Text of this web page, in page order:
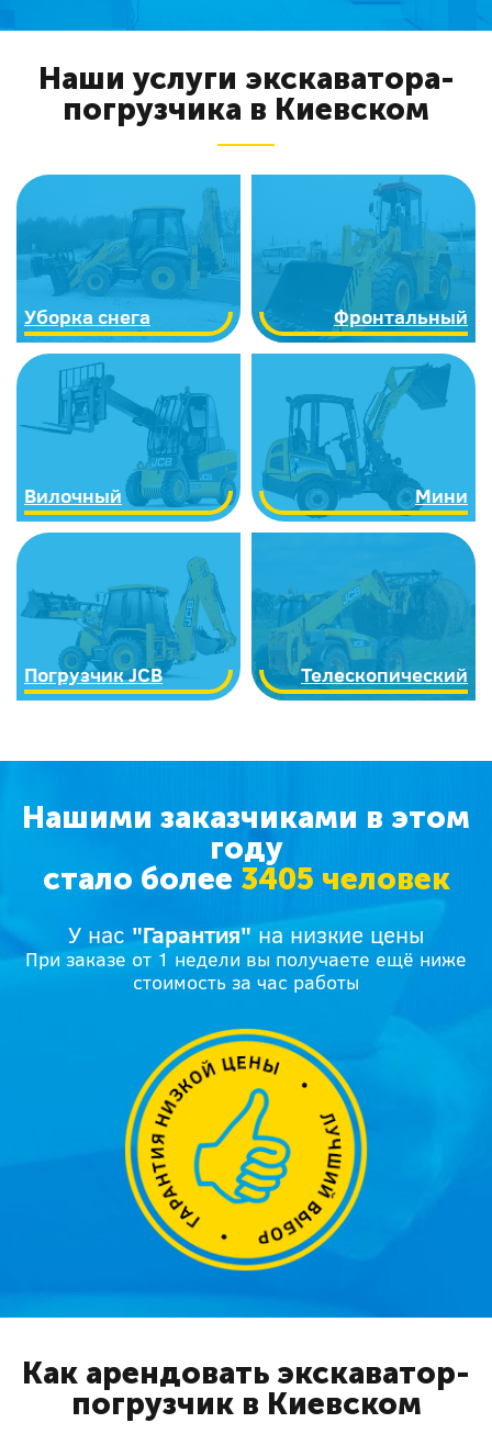
Наши услуги экскаватора-
погрузчика в Киевском
Уборка снега Фронтальный
Вилочный Мини
Погрузчик JCB Телескопический
Нашими заказчиками в этом
году
стало более 3405 человек
У нас "Гарантия" на низкие цены
При заказе от 1 недели вы получаете ещё ниже
стоимость за час работы
Как арендовать экскаватор-
погрузчик в Киевском